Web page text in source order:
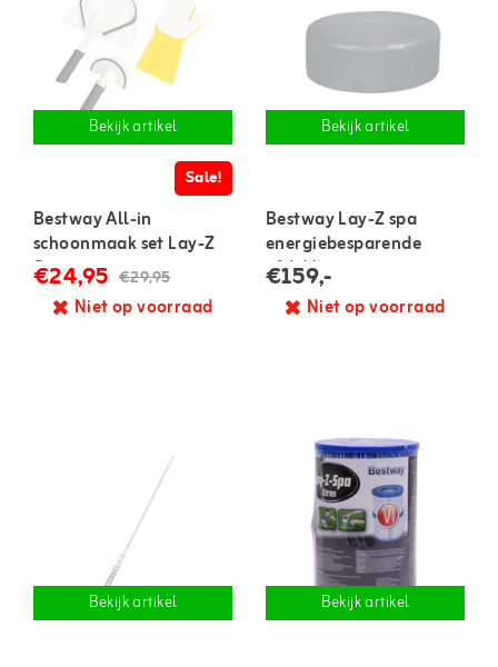
Bekijk artikel
Sale!
Bestway All-in
schoonmaak set Lay-Z
Spa
€24,95 €29,95
Niet op voorraad
Bekijk artikel
Bestway Lay-Z spa
energiebesparende
afdekhoes
€159,-
Niet op voorraad
Bekijk artikel Bekijk artikel